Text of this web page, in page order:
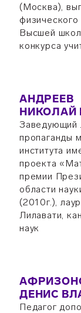
(Москва),
физического
Высшей
конкурса
АНДРЕЕВ
НИКОЛАЙ
Заведующий
пропаганды
института
проекта
премии
области
(2010г.),
Лилавати,
наук
ДЕНИС
Педагог